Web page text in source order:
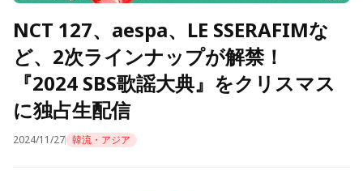
NCT 127、aespa、LE SSERAFIMな
ど、2次ラインナップが解禁！
『2024 SBS歌謡大典』をクリスマス
に独占生配信
2024/11/27 韓流・アジア